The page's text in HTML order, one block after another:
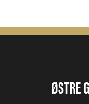
ØSTRE